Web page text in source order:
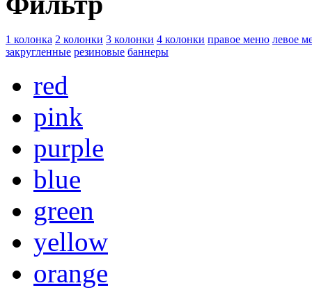
1 колонка 2 колонки 3 колонки 4 колонки правое меню левое
закругленные резиновые баннеры
red
pink
purple
blue
green
yellow
orange